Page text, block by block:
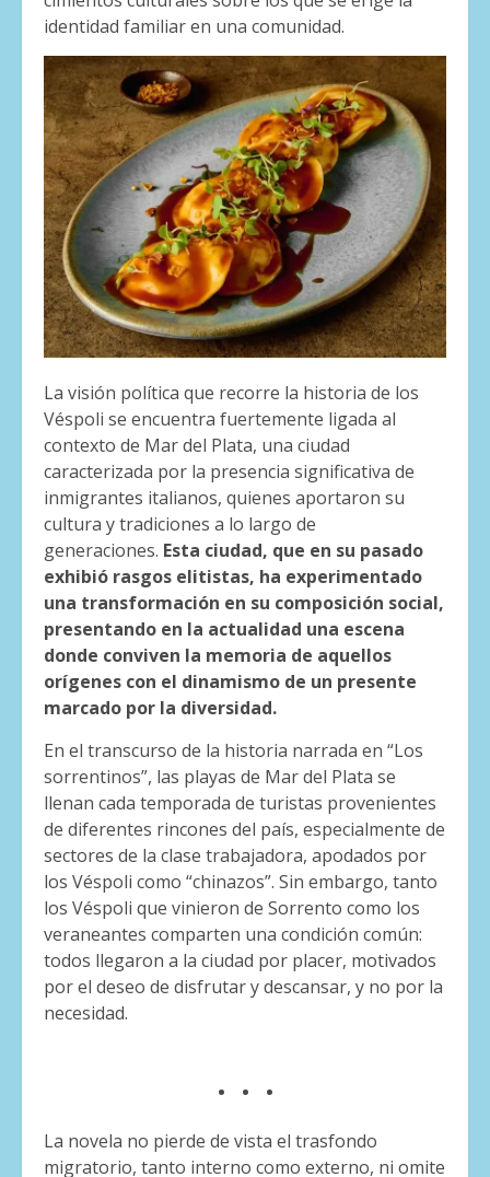
identidad familiar en una comunidad.
La visión política que recorre la historia de los
Véspoli se encuentra fuertemente ligada al
contexto de Mar del Plata, una ciudad
caracterizada por la presencia significativa de
inmigrantes italianos, quienes aportaron su
cultura y tradiciones a lo largo de
generaciones. Esta ciudad, que en su pasado
exhibió rasgos elitistas, ha experimentado
una transformación en su composición social,
presentando en la actualidad una escena
donde conviven la memoria de aquellos
orígenes con el dinamismo de un presente
marcado por la diversidad.
En el transcurso de la historia narrada en “Los
sorrentinos”, las playas de Mar del Plata se
llenan cada temporada de turistas provenientes
de diferentes rincones del país, especialmente de
sectores de la clase trabajadora, apodados por
los Véspoli como “chinazos”. Sin embargo, tanto
los Véspoli que vinieron de Sorrento como los
veraneantes comparten una condición común:
todos llegaron a la ciudad por placer, motivados
por el deseo de disfrutar y descansar, y no por la
necesidad.
. . .
La novela no pierde de vista el trasfondo
migratorio, tanto interno como externo, ni omite